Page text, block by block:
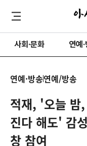
사회·문화 연예
연예·방송연예/방송
적재, '오늘 밤
진다 해도' 감
창 참여